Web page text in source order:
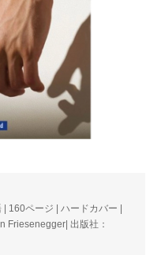
160ページ | ハードカバー |
Friesenegger| 出版社：